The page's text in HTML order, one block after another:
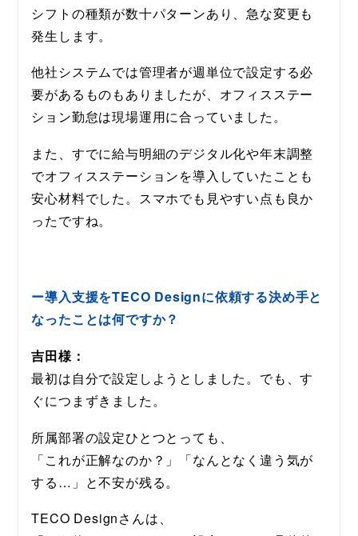
シフトの種類が数十パターンあり、急な変更も
発生します。
他社システムでは管理者が週単位で設定する必
要があるものもありましたが、オフィスステー
ション勤怠は現場運用に合っていました。
また、すでに給与明細のデジタル化や年末調整
でオフィスステーションを導入していたことも
安心材料でした。スマホでも見やすい点も良か
ったですね。
ー導入支援をTECO Designに依頼する決め手と
なったことは何ですか？
吉田様：
最初は自分で設定しようとしました。でも、す
ぐにつまずきました。
所属部署の設定ひとつとっても、
「これが正解なのか？」「なんとなく違う気が
する…」と不安が残る。
TECO Designさんは、